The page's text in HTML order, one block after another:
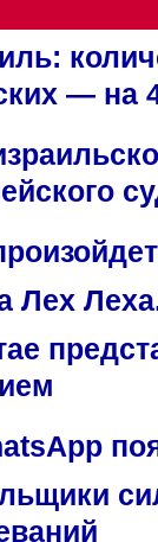
— на
Лех